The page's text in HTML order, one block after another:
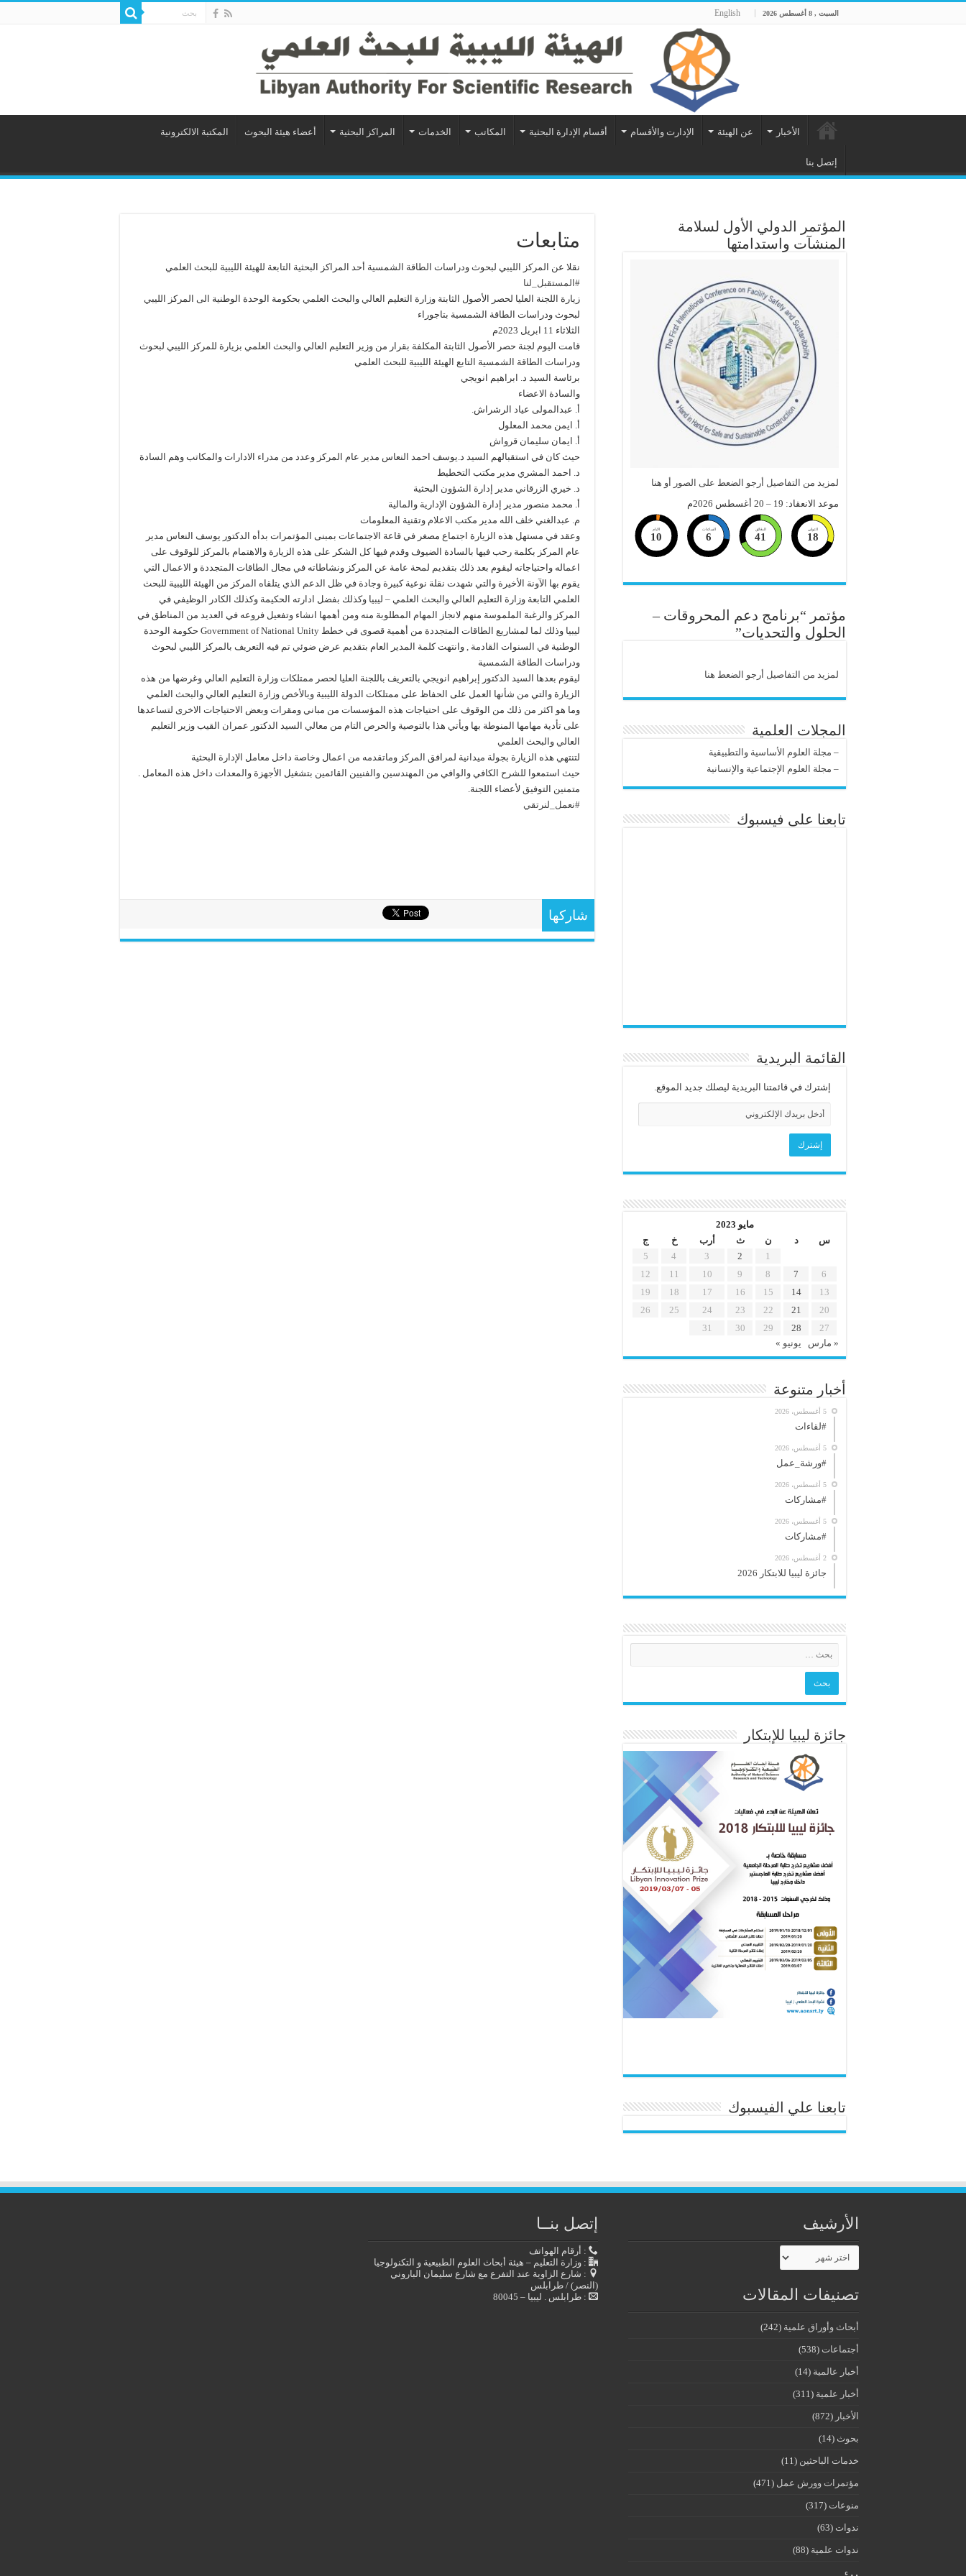
السبت , 8 أغسطس 2026 English
الأخبار عن الهيئة الإدارت والأقسام أقسام الإدارة البحثية المكاتب الخدمات المراكز البحثية أعضاء هيئة البحوث المكتبة الالكترونية
إتصل بنا
متابعات
نقلا عن المركز الليبي لبحوث ودراسات الطاقة الشمسية أحد المراكز البحثية التابعة للهيئة الليبية للبحث العلمي
#المستقبل_لنا
زيارة اللجنة العليا لحصر الأصول الثابتة وزارة التعليم العالي والبحث العلمي بحكومة الوحدة الوطنية الى المركز الليبي
لبحوث ودراسات الطاقة الشمسية بتاجوراء
الثلاثاء 11 ابريل 2023م
قامت اليوم لجنة حصر الأصول الثابتة المكلفة بقرار من وزير التعليم العالي والبحث العلمي بزيارة للمركز الليبي لبحوث
ودراسات الطاقة الشمسية التابع الهيئة الليبية للبحث العلمي
برئاسة السيد د. ابراهيم انويجي
والسادة الاعضاء
أ. عبدالمولى عياد الرشراش.
أ. ايمن محمد المعلول
أ. ايمان سليمان قرواش
حيث كان في استقبالهم السيد د.يوسف احمد النعاس مدير عام المركز وعدد من مدراء الادارات والمكاتب وهم السادة
د. احمد المشري مدير مكتب التخطيط
د. خيري الزرقاني مدير إدارة الشؤون البحثية
أ. محمد منصور مدير إدارة الشؤون الإدارية والمالية
م. عبدالغني خلف الله مدير مكتب الاعلام وتقنية المعلومات
وعقد في مستهل هذه الزيارة اجتماع مصغر في قاعة الاجتماعات بمبنى المؤتمرات بدأه الدكتور يوسف النعاس مدير
عام المركز بكلمة رحب فيها بالسادة الضيوف وقدم فيها كل الشكر على هذه الزيارة والاهتمام بالمركز للوقوف على
اعماله واحتياجاته ليقوم بعد ذلك بتقديم لمحة عامة عن المركز ونشاطاته في مجال الطاقات المتجددة و الاعمال التي
يقوم بها الآونة الأخيرة والتي شهدت نقلة نوعية كبيرة وجادة في ظل الدعم الذي يتلقاه المركز من الهيئة الليبية للبحث
العلمي التابعة وزارة التعليم العالي والبحث العلمي – ليبيا وكذلك بفضل ادارته الحكيمة وكذلك الكادر الوظيفي في
المركز والرغبة الملموسة منهم لانجاز المهام المطلوبة منه ومن أهمها انشاء وتفعيل فروعه في العديد من المناطق في
ليبيا وذلك لما لمشاريع الطاقات المتجددة من أهمية قصوى في خطط Government of National Unity حكومة الوحدة
الوطنية في السنوات القادمة , وانتهت كلمة المدير العام بتقديم عرض ضوئي تم فيه التعريف بالمركز الليبي لبحوث
ودراسات الطاقة الشمسية
ليقوم بعدها السيد الدكتور إبراهيم انويجي بالتعريف باللجنة العليا لحصر ممتلكات وزارة التعليم العالي وغرضها من هذه
الزيارة والتي من شأنها العمل على الحفاظ على ممتلكات الدولة الليبية وبالأخص وزارة التعليم العالي والبحث العلمي
وما هو اكثر من ذلك من الوقوف على احتياجات هذه المؤسسات من مباني ومقرات وبعض الاحتياجات الاخرى لتساعدها
على تأدية مهامها المنوطة بها ويأتي هذا بالتوصية والحرص التام من معالي السيد الدكتور عمران القيب وزير التعليم
العالي والبحث العلمي
لتنتهي هذه الزيارة بجولة ميدانية لمرافق المركز وماتقدمه من اعمال وخاصة داخل معامل الإدارة البحثية
حيث استمعوا للشرح الكافي والوافي من المهندسين والفنيين القائمين بتشغيل الأجهزة والمعدات داخل هذه المعامل .
متمنين التوفيق لأعضاء اللجنة.
#نعمل_لنرتقي
شاركها
المؤتمر الدولي الأول لسلامة
المنشآت واستدامتها
لمزيد من التفاصيل أرجو الضعط على الصور أو هنا
موعد الانعقاد: 19 – 20 أغسطس 2026م
الايام
10
الساعات
6
الدقائق
41
الثواني
17
مؤتمر “برنامج دعم المحروقات –
الحلول والتحديات”
لمزيد من التفاصيل أرجو الضعط هنا
المجلات العلمية
– مجلة العلوم الأساسية والتطبيقية
– مجلة العلوم الإجتماعية والإنسانية
تابعنا على فيسبوك
القائمة البريدية
إشترك في قائمتنا البريدية ليصلك جديد الموقع.
مايو 2023
س
د ن ث أرب خ
ج
1
2
3
4
5
6
7
8
9
10
11
12
13
14
15
16
17
18
19
20
21
22
23
24
25
26
27
28
29
30
31
« مارس
يونيو »
أخبار متنوعة
5 أغسطس، 2026
#لقاءات
5 أغسطس، 2026
#ورشة_عمل
5 أغسطس، 2026
#مشاركات
5 أغسطس، 2026
#مشاركات
2 أغسطس، 2026
جائزة ليبيا للابتكار 2026
جائزة ليبيا للإبتكار
تابعنا علي الفيسبوك
الأرشيف
الأرشيف
تصنيفات المقالات
أبحاث وأوراق علمية (242)
أجتماعات (538)
أخبار عالمية (14)
أخبار علمية (311)
الأخبار (872)
بحوث (14)
خدمات الباحثين (11)
مؤتمرات وورش عمل (471)
منوعات (317)
ندوات (63)
ندوات علمية (88)
إتصل بنــا
: أرقام الهواتف
: وزارة التعليم – هيئة أبحاث العلوم الطبيعية و التكنولوجيا
: شارع الزاوية عند التفرع مع شارع سليمان الباروني
(النصر) / طرابلس
: طرابلس . ليبيا – 80045